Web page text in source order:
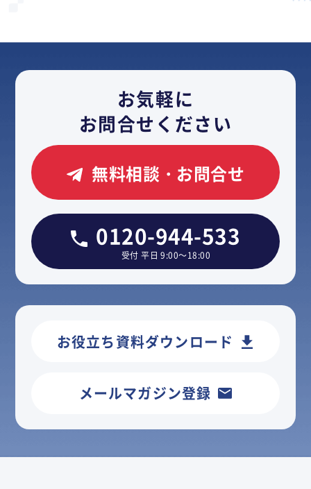
お気軽に
お問合せください
無料相談・お問合せ
0120-944-533
受付 平日 9:00～18:00
お役立ち資料ダウンロード
メールマガジン登録